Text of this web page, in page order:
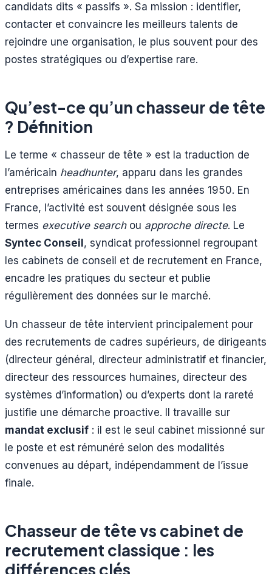
candidats dits « passifs ». Sa mission : identifier,
contacter et convaincre les meilleurs talents de
rejoindre une organisation, le plus souvent pour des
postes stratégiques ou d’expertise rare.
Qu’est-ce qu’un chasseur de tête
? Définition
Le terme « chasseur de tête » est la traduction de
l’américain headhunter, apparu dans les grandes
entreprises américaines dans les années 1950. En
France, l’activité est souvent désignée sous les
termes executive searchou approche directe. Le
Syntec Conseil , syndicat professionnel regroupant
les cabinets de conseil et de recrutement en France,
encadre les pratiques du secteur et publie
régulièrement des données sur le marché.
Un chasseur de tête intervient principalement pour
des recrutements de cadres supérieurs, de dirigeants
(directeur général, directeur administratif et financier,
directeur des ressources humaines, directeur des
systèmes d’information) ou d’experts dont la rareté
justifie une démarche proactive. Il travaille sur
mandat exclusif : il est le seul cabinet missionné sur
le poste et est rémunéré selon des modalités
convenues au départ, indépendamment de l’issue
finale.
Chasseur de tête vs cabinet de
recrutement classique : les
différences clés